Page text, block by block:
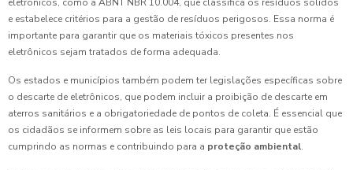
eletrônicos, como a ABNT NBR 10.004, que classifica os resíduos sólidos
e estabelece critérios para a gestão de resíduos perigosos. Essa norma é
importante para garantir que os materiais tóxicos presentes nos
eletrônicos sejam tratados de forma adequada.
Os estados e municípios também podem ter legislações específicas sobre
o descarte de eletrônicos, que podem incluir a proibição de descarte em
aterros sanitários e a obrigatoriedade de pontos de coleta. É essencial que
os cidadãos se informem sobre as leis locais para garantir que estão
cumprindo as normas e contribuindo para a proteção ambiental.